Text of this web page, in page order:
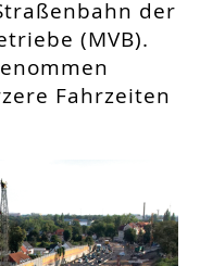
der
(MVB).
Fahrzeiten